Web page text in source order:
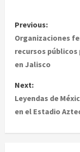
P
o
s
t
n
Previous:
Organizaciones
recursos públicos
en Jalisco
Next:
Leyendas de
en el Estadio